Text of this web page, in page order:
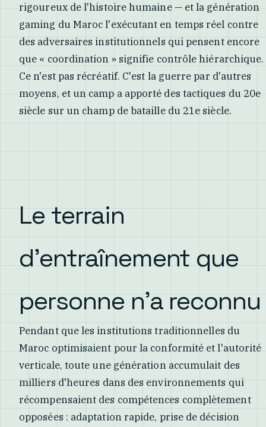
rigoureux de l'histoire humaine — et la génération
gaming du Maroc l'exécutant en temps réel contre
des adversaires institutionnels qui pensent encore
que « coordination » signifie contrôle hiérarchique.
Ce n'est pas récréatif. C'est la guerre par d'autres
moyens, et un camp a apporté des tactiques du 20e
siècle sur un champ de bataille du 21e siècle.
Le terrain
d'entraînement que
personne n'a reconnu
Pendant que les institutions traditionnelles du
Maroc optimisaient pour la conformité et l'autorité
verticale, toute une génération accumulait des
milliers d'heures dans des environnements qui
récompensaient des compétences complètement
opposées : adaptation rapide, prise de décision